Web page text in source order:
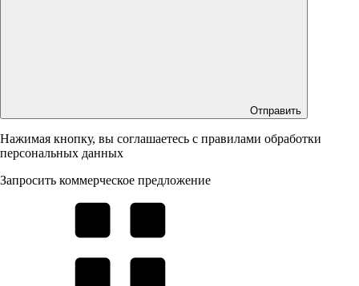
Отправить
Нажимая кнопку, вы соглашаетесь с правилами обработки
персональных данных
Запросить коммерческое предложение